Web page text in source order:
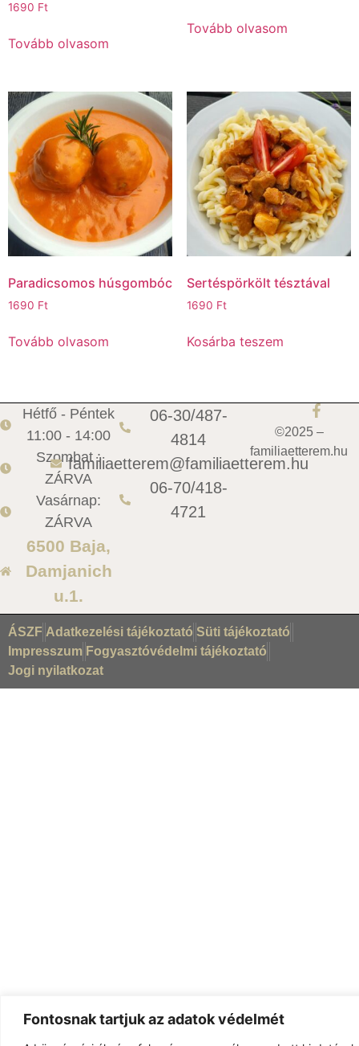
Fontosnak tartjuk az adatok védelmét
1690 Ft
Tovább olvasom
Tovább olvasom
Paradicsomos húsgombóc
1690 Ft
Tovább olvasom
Sertéspörkölt tésztával
1690 Ft
Kosárba teszem
Hétfő - Péntek
11:00 - 14:00
Szombat :
ZÁRVA
Vasárnap:
ZÁRVA
6500 Baja,
Damjanich
u.1.
06-30/487-
4814
familiaetterem@familiaetterem.hu
06-70/418-
4721
©2025 –
familiaetterem.hu
ÁSZF Adatkezelési tájékoztató Süti tájékoztató
Impresszum Fogyasztóvédelmi tájékoztató
Jogi nyilatkozat